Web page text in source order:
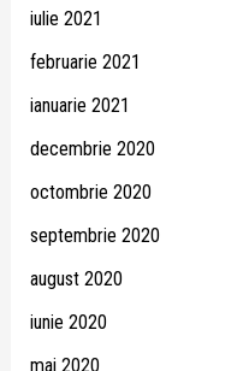
iulie 2021
februarie 2021
ianuarie 2021
decembrie 2020
octombrie 2020
septembrie 2020
august 2020
iunie 2020
mai 2020